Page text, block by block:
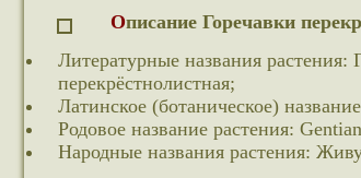
Описание Горечавки
Литературные названия растения:
перекрёстнолистная;
Латинское (ботаническое)
Родовое название растения:
Народные названия растения: